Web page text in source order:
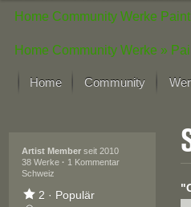
Home Community Werke
Home Community Werke »
Home Community
Artist Memberseit 2010
38 Werke · 1 Kommentar
Schweiz
2 · Populär